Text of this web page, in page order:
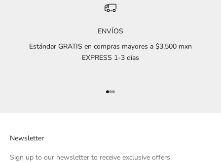
ENVÍOS
Estándar GRATIS en compras mayores a $3,500 mxn
EXPRESS 1-3 días
Ir al artículo 1
Ir al artículo 2
Ir al artículo 3
Newsletter
Sign up to our newsletter to receive exclusive offers.